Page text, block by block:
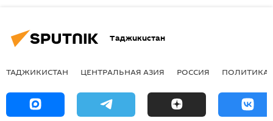
Таджикистан
ТАДЖИКИСТАН ЦЕНТРАЛЬНАЯ АЗИЯ РОССИЯ ПОЛИТИКА